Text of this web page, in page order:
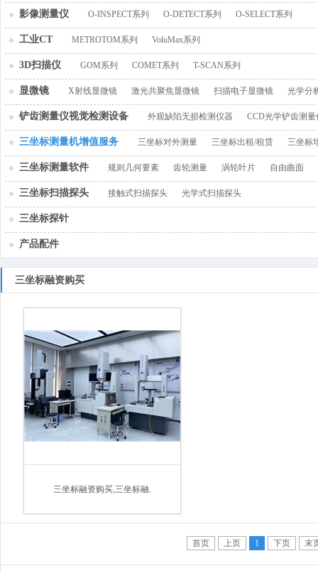
影像测量仪 O-INSPECT系列 O-DETECT系列 O-SELECT系列
工业CT METROTOM系列 VoluMax系列
3D扫描仪 GOM系列 COMET系列 T-SCAN系列
显微镜 X射线显微镜 激光共聚焦显微镜 扫描电子显微镜 光学分
铲齿测量仪视觉检测设备 外观缺陷无损检测仪器 CCD光学铲齿测量
三坐标测量机增值服务 三坐标对外测量 三坐标出租/租赁 三坐标
三坐标测量软件 规则几何要素 齿轮测量 涡轮叶片 自由曲面
三坐标扫描探头 接触式扫描探头 光学式扫描探头
三坐标探针
产品配件
三坐标融资购买
三坐标融资购买,三坐标融.
首页 上页 1 下页 末